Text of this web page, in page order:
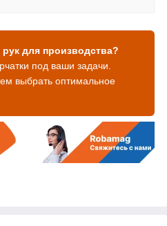
для производства?
под ваши задачи.
выбрать оптимальное